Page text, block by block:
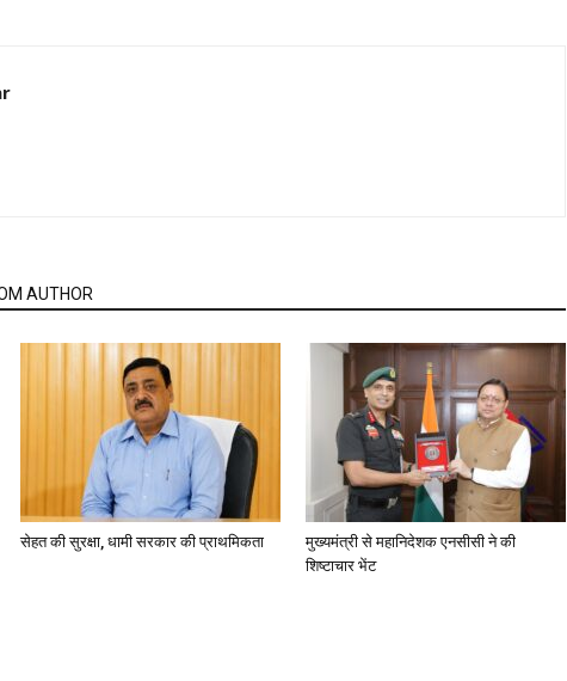
AUTHOR
सेहत की सुरक्षा, धामी सरकार की प्राथमिकता
मुख्यमंत्री से महानिदेशक एनसीसी ने की
शिष्टाचार भेंट